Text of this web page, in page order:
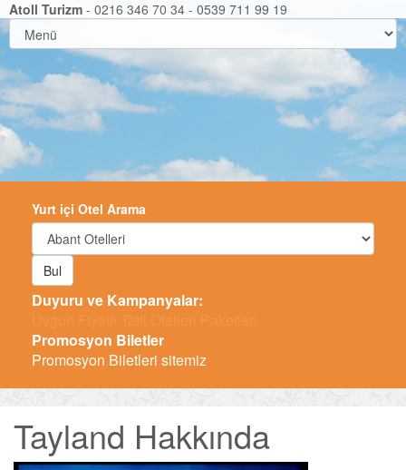
Atoll Turizm - 0216 346 70 34 - 0539 711 99 19
Yurt içi Otel Arama
Bul
Duyuru ve Kampanyalar:
Promosyon Biletler
Promosyon Biletleri sitemiz
Tayland Hakkında